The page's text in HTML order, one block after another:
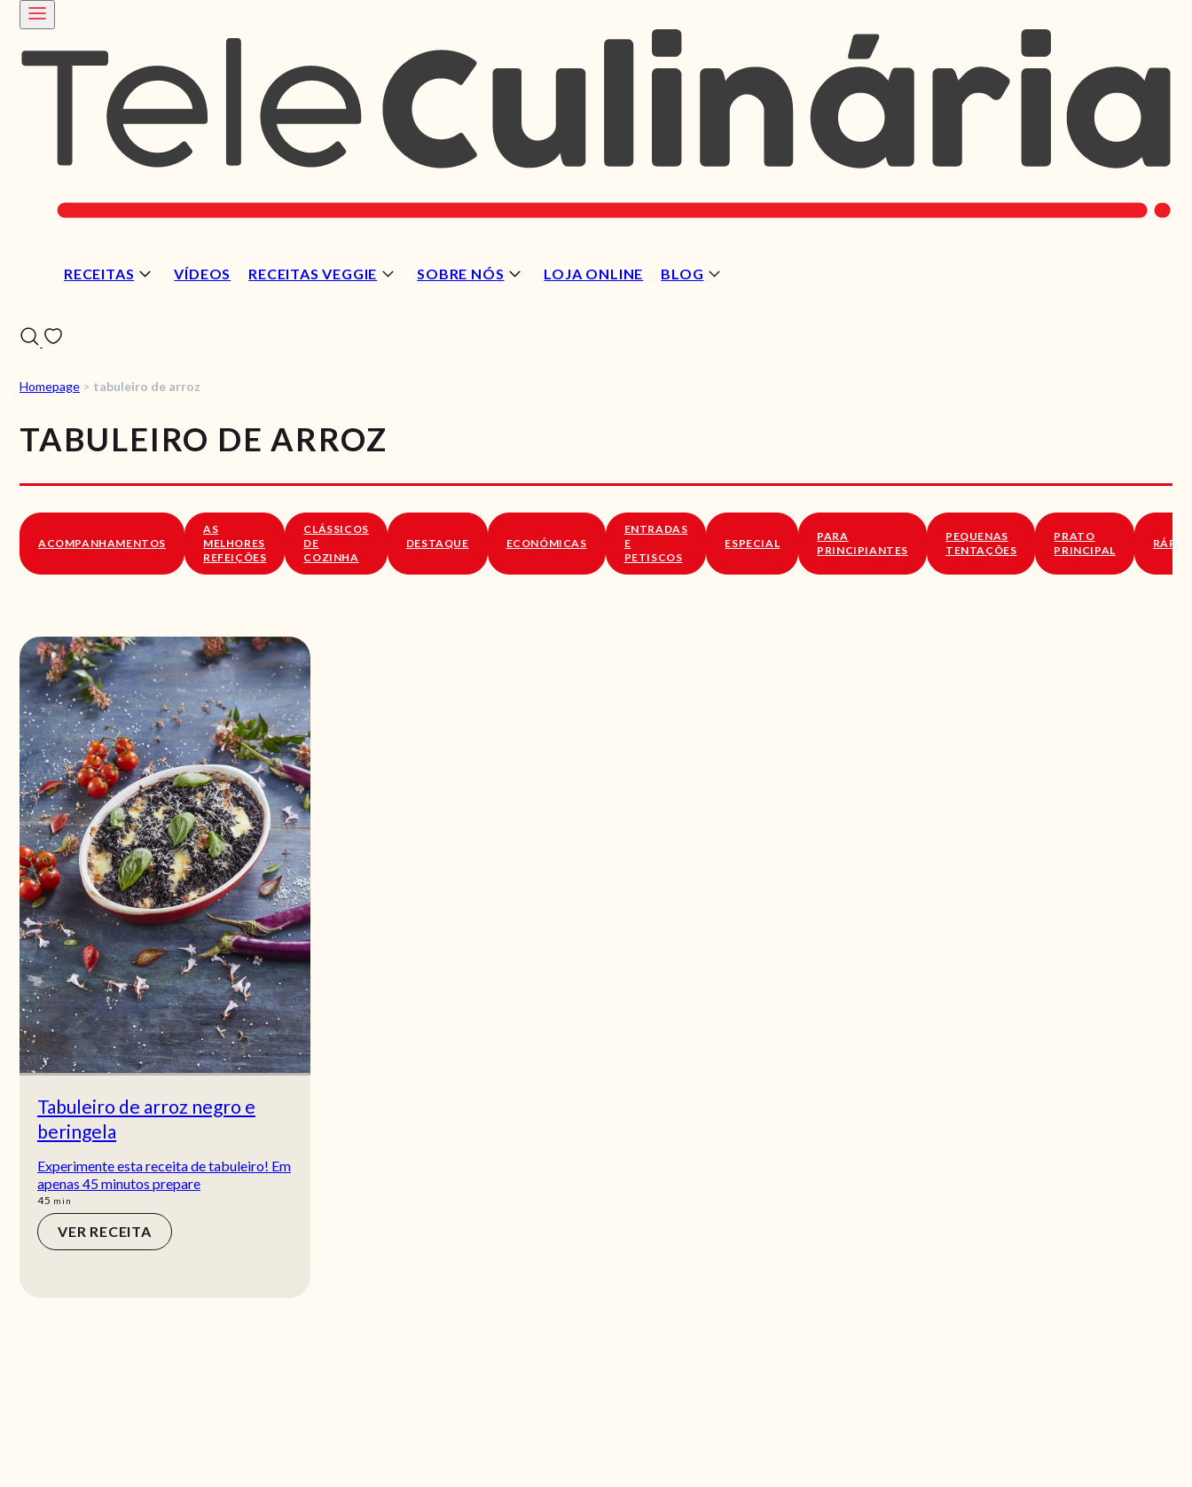
RECEITAS VÍDEOS RECEITAS VEGGIE SOBRE NÓS LOJA ONLINE BLOG
SOBRE NÓS
Homepage > tabuleiro de arroz
TABULEIRO DE ARROZ
ACOMPANHAMENTOS
AS
MELHORES
REFEIÇÕES
CLÁSSICOS
DE
COZINHA
DESTAQUE ECONÓMICAS
ENTRADAS
E
PETISCOS
ESPECIAL
PARA
PRINCIPIANTES
PEQUENAS
TENTAÇÕES
PRATO
PRINCIPAL
Tabuleiro de arroz negro e
beringela
Experimente esta receita de tabuleiro! Em
apenas 45 minutos prepare
45 min
min
VER RECEITA